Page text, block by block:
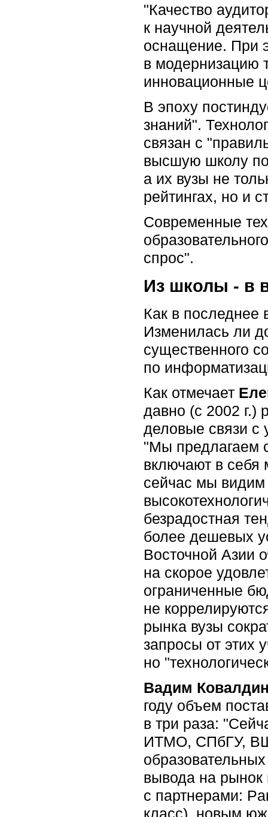
"Качество
к научной
оснащение. При
в модернизацию
инновационные
В эпоху
знаний".
связан с
высшую школу
а их вузы не
рейтингах, но и
Современные
спрос".
Из школы - в
Как в последнее
Изменилась ли
существенного
по
Как отмечает
давно (с 2002 г.)
деловые связи с
"Мы предлагаем
включают в
сейчас мы видим
безрадостная
более дешевых
Восточной Азии
на скорое
ограниченные
не
рынка вузы
запросы от этих
но
Вадим
году объем
в три раза:
ИТМО, СПбГУ,
вывода на рынок
с партнерами:
класс), новым